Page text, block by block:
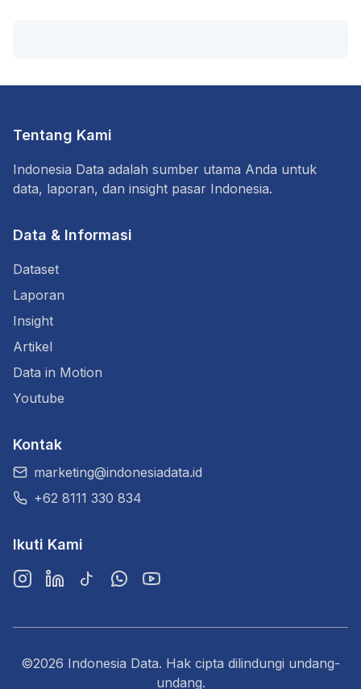
Tentang Kami
Indonesia Data adalah sumber utama Anda untuk
data, laporan, dan insight pasar Indonesia.
Data & Informasi
Dataset
Laporan
Insight
Artikel
Data in Motion
Youtube
Kontak
marketing@indonesiadata.id
+62 8111 330 834
Ikuti Kami
InstagramLinkedInTikTokWhatsAppYouTube
©2026 Indonesia Data. Hak cipta dilindungi undang-
undang.